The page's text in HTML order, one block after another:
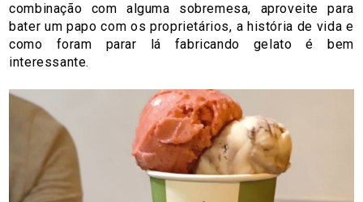
combinação com alguma sobremesa, aproveite para
bater um papo com os proprietários, a história de vida e
como foram parar lá fabricando gelato é bem
interessante.